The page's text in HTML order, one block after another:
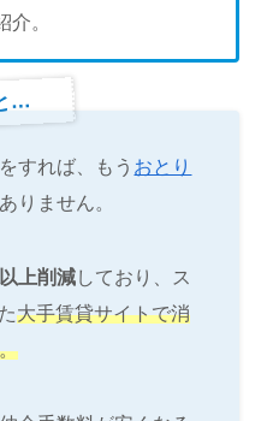
介。
…
すれば、もう おとり
りません。
上削減しており、ス
大手賃貸サイトで消